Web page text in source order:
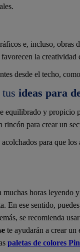
e, incluso, obras
la creatividad
desde el techo,
tusideas para
equilibrado y
rincón para crear un
para que
muchas horas leyendo
En ese sentido,
se recomienda
te ayudarán a crear
paletas de colores